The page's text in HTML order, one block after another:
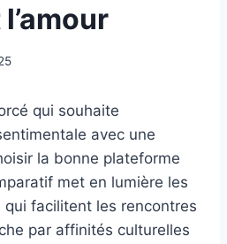
qui souhaite
avec une
la bonne plateforme
met en lumière les
facilitent les rencontres
par affinités culturelles